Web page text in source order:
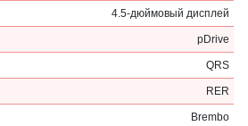
4.5-дюймовый дисплей
pDrive
QRS
RER
Brembo